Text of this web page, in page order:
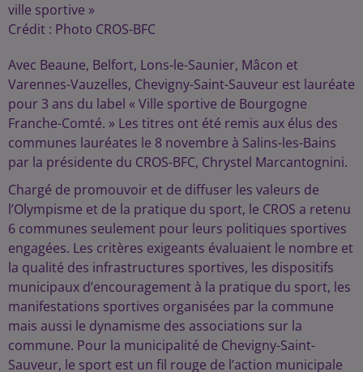
ville sportive »
Crédit : Photo CROS-BFC
Avec Beaune, Belfort, Lons-le-Saunier, Mâcon et
Varennes-Vauzelles, Chevigny-Saint-Sauveur est lauréate
pour 3 ans du label « Ville sportive de Bourgogne
Franche-Comté. » Les titres ont été remis aux élus des
communes lauréates le 8 novembre à Salins-les-Bains
par la présidente du CROS-BFC, Chrystel Marcantognini.
Chargé de promouvoir et de diffuser les valeurs de
l’Olympisme et de la pratique du sport, le CROS a retenu
6 communes seulement pour leurs politiques sportives
engagées. Les critères exigeants évaluaient le nombre et
la qualité des infrastructures sportives, les dispositifs
municipaux d’encouragement à la pratique du sport, les
manifestations sportives organisées par la commune
mais aussi le dynamisme des associations sur la
commune. Pour la municipalité de Chevigny-Saint-
Sauveur, le sport est un fil rouge de l’action municipale